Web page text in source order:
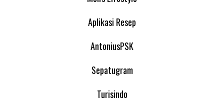
Aplikasi Resep
AntoniusPSK
Sepatugram
Turisindo